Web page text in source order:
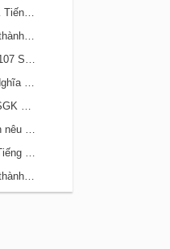
Bài 22 Bộ đội về làng trang 109 SGK Tiếng Việt 5 Kết nối tri thức tập 2
Bài 21 Viết đoạn văn nêu ý kiến tán thành một sự việc, hiện tượng (Bài viết số 2) trang 108 SGK Tiếng Việt 5 Kết nối tri thức tập 2
Bài 21 Luyện tập về câu ghép trang 107 SGK Tiếng Việt 5 Kết nối tri thức tập 2
Bài 21 Anh hùng lao động Trần Đại Nghĩa trang 106 SGK Tiếng Việt 5 Kết nối tri thức tập 2
Bài 20 Đền ơn đáp nghĩa trang 104 SGK Tiếng Việt 5 Kết nối tri thức tập 2
Bài 20 Đánh giá, chỉnh sửa đoạn văn nêu ý kiến tán thành một sự vật, hiện tượng trang 103 SGK Tiếng Việt 5 Kết nối tri thức tập 2
Bài 20 Cụ Đồ Chiểu trang 101 SGK Tiếng Việt 5 Kết nối tri thức tập 2
Bài 19 Viết đoạn văn nêu ý kiến tán thành một sự việc, hiện tượng (Bài viết số 1) trang 100 SGK Tiếng Việt 5 Kết nối tri thức tập 2